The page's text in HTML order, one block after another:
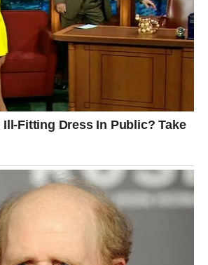
kada se trud, vjera i nada
kroz ljude koji vas podržavaju,
naprijed i događaje koji vraćaju
kojima ćete mnogo češće govoriti
baš meni“.
koju ste dugo prizivali, napokon
vrata.